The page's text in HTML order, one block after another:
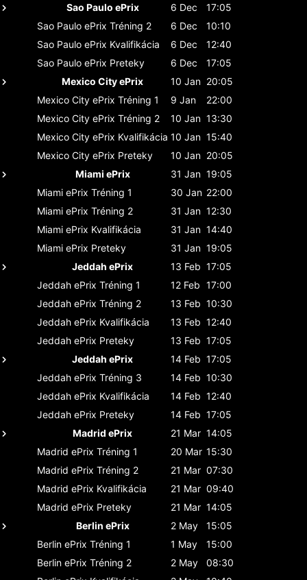
Sao Paulo ePrix
6 Dec
17:05
Sao Paulo ePrix Tréning 2 6 Dec
10:10
Sao Paulo ePrix Kvalifikácia 6 Dec
12:40
Sao Paulo ePrix Preteky 6 Dec
17:05
Mexico City ePrix
10 Jan 20:05
Mexico City ePrix Tréning 1 9 Jan
22:00
Mexico City ePrix Tréning 2 10 Jan 13:30
Mexico City ePrix Kvalifikácia 10 Jan 15:40
Mexico City ePrix Preteky 10 Jan 20:05
Miami ePrix
31 Jan 19:05
Miami ePrix Tréning 1 30 Jan 22:00
Miami ePrix Tréning 2 31 Jan 12:30
Miami ePrix Kvalifikácia 31 Jan 14:40
Miami ePrix Preteky 31 Jan 19:05
Jeddah ePrix
13 Feb 17:05
Jeddah ePrix Tréning 1 12 Feb 17:00
Jeddah ePrix Tréning 2 13 Feb 10:30
Jeddah ePrix Kvalifikácia 13 Feb 12:40
Jeddah ePrix Preteky 13 Feb 17:05
Jeddah ePrix
14 Feb 17:05
Jeddah ePrix Tréning 3 14 Feb 10:30
Jeddah ePrix Kvalifikácia 14 Feb 12:40
Jeddah ePrix Preteky 14 Feb 17:05
Madrid ePrix
21 Mar 14:05
Madrid ePrix Tréning 1 20 Mar 15:30
Madrid ePrix Tréning 2 21 Mar 07:30
Madrid ePrix Kvalifikácia 21 Mar 09:40
Madrid ePrix Preteky 21 Mar 14:05
Berlin ePrix
2 May
15:05
Berlin ePrix Tréning 1 1 May
15:00
Berlin ePrix Tréning 2 2 May
08:30